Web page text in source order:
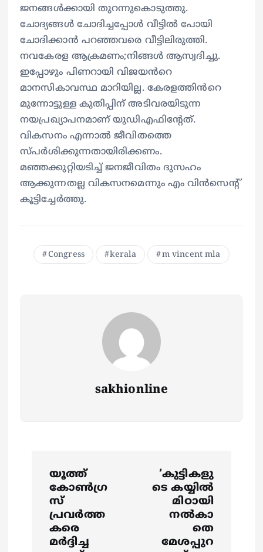
ജനങ്ങൾക്കായി തുറന്നുകൊടുത്തു.
ചോദ്യങ്ങൾ ചോദിച്ചപ്പോൾ വീട്ടിൽ പോയി
ചോദിക്കാൻ പറഞ്ഞവരെ വീട്ടിലിരുത്തി.
നവകേരള ആക്രമണം;നിങ്ങൾ ആസ്വദിച്ചു.
ഇപ്പോഴും പിണറായി വിജയൻറെ
മാനസികാവസ്ഥ മാറിയില്ല. കേരളത്തിൻറെ
മുന്നോട്ടുള്ള കുതിപ്പിന് അടിവരയിടുന്ന
നയപ്രഖ്യാപനമാണ് യുഡിഎഫിന്റേത്.
വികസനം എന്നാൽ ജീവിതത്തെ
സ്പർശിക്കുന്നതായിരിക്കണം.
മഞ്ഞക്കുറ്റിയടിച്ച് ജനജീവിതം ദുസഹം
ആക്കുന്നതല്ല വികസനമെന്നും എം വിൻസെന്റ്
കൂട്ടിച്ചേർത്തു.
Congress kerala m vincent mla
sakhionline
യൂത്ത്
കോൺഗ്ര
സ്‌
പ്രവർത്ത
കരെ
മർദ്ദിച്ച
‘കുട്ടികളു
ടെ കയ്യിൽ
മിഠായി
നൽകാ
തെ
മേശപ്പുറ